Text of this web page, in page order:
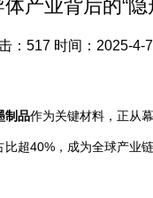
产业背后的“隐
：517 时间：2025-4-7
制品作为关键材料，正从
超40%，成为全球产业链